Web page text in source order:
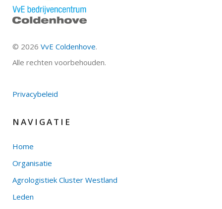
© 2026 VvE Coldenhove.
Alle rechten voorbehouden.
Privacybeleid
NAVIGATIE
Home
Organisatie
Agrologistiek Cluster Westland
Leden